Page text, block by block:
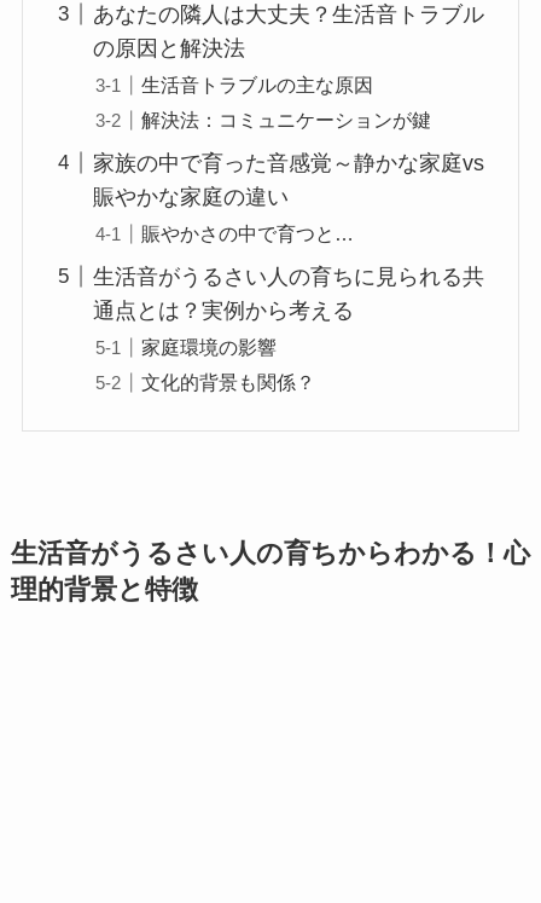
あなたの隣人は大丈夫？生活音トラブル
の原因と解決法
生活音トラブルの主な原因
解決法：コミュニケーションが鍵
家族の中で育った音感覚～静かな家庭vs
賑やかな家庭の違い
賑やかさの中で育つと…
生活音がうるさい人の育ちに見られる共
通点とは？実例から考える
家庭環境の影響
文化的背景も関係？
生活音がうるさい人の育ちからわかる！心
理的背景と特徴